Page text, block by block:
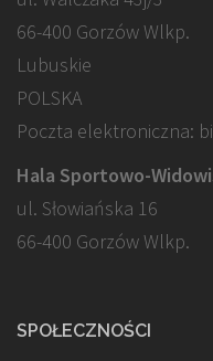
66-400 Gorzów Wlkp.
Lubuskie
POLSKA
Poczta elektroniczna:
Hala Sportowo-
ul. Słowiańska 16
66-400 Gorzów Wlkp.
SPOŁECZNOŚCI